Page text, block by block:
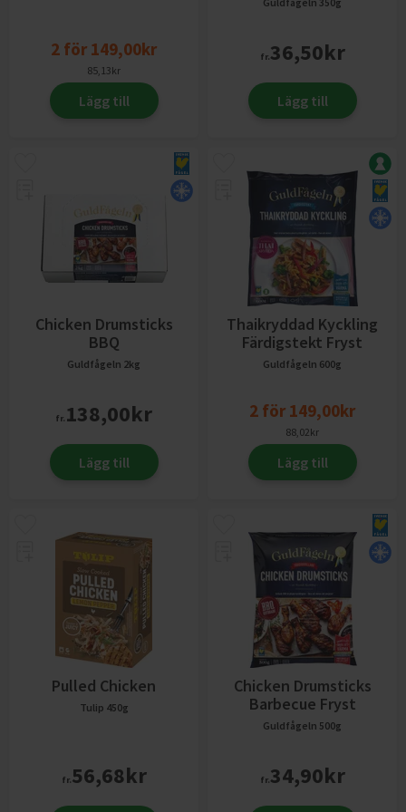
2 för 149,00kr
85,13kr
Lägg till
fr.36,50kr
Lägg till
Chicken Drumsticks
BBQ
Guldfågeln 2kg
fr. 138,00kr
Lägg till
Thaikryddad Kyckling
Färdigstekt Fryst
Guldfågeln 600g
2 för 149,00kr
88,02kr
Lägg till
Pulled Chicken
Tulip 450g
fr.56,68kr
Chicken Drumsticks
Barbecue Fryst
Guldfågeln 500g
fr.34,90kr